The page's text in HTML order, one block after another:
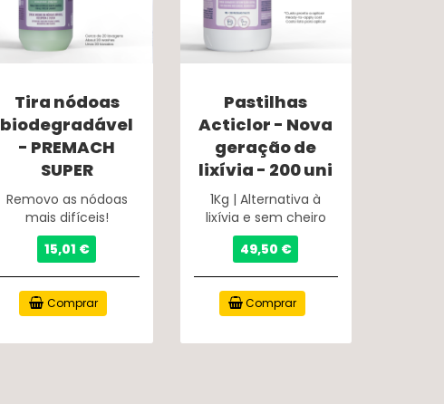
Tira nódoas
biodegradável
- PREMACH
SUPER
Removo as nódoas
mais difíceis!
15,01 €
Comprar
Pastilhas
Acticlor - Nova
geração de
lixívia - 200 uni
1Kg | Alternativa à
lixívia e sem cheiro
49,50 €
Comprar